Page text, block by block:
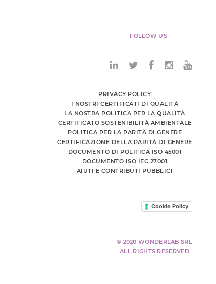
FOLLOW US
PRIVACY POLICY
I NOSTRI CERTIFICATI DI QUALITÀ
LA NOSTRA POLITICA PER LA QUALITÀ
CERTIFICATO SOSTENIBILITÀ AMBIENTALE
POLITICA PER LA PARITÀ DI GENERE
CERTIFICAZIONE DELLA PARITÀ DI GENERE
DOCUMENTO DI POLITICA ISO 45001
DOCUMENTO ISO IEC 27001
AIUTI E CONTRIBUTI PUBBLICI
Cookie Policy
© 2020 WONDERLAB SRL
ALL RIGHTS RESERVED